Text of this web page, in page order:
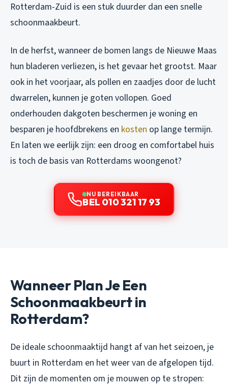
Rotterdam-Zuid is een stuk duurder dan een snelle
schoonmaakbeurt.
In de herfst, wanneer de bomen langs de Nieuwe Maas
hun bladeren verliezen, is het gevaar het grootst. Maar
ook in het voorjaar, als pollen en zaadjes door de lucht
dwarrelen, kunnen je goten vollopen. Goed
onderhouden dakgoten beschermen je woning en
besparen je hoofdbrekens en kosten op lange termijn.
En laten we eerlijk zijn: een droog en comfortabel huis
is toch de basis van Rotterdams woongenot?
NU BEREIKBAAR
BEL 010 321 17 93
Wanneer Plan Je Een
Schoonmaakbeurt in
Rotterdam?
De ideale schoonmaaktijd hangt af van het seizoen, je
buurt in Rotterdam en het weer van de afgelopen tijd.
Dit zijn de momenten om je mouwen op te stropen: